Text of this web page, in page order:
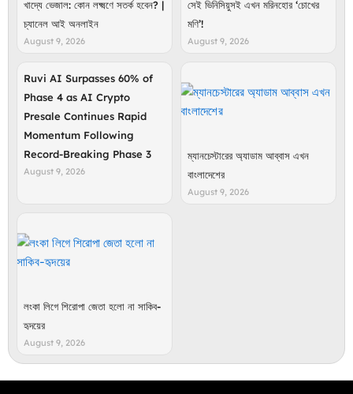
খাদ্যে ভেজাল: কোন লক্ষ্মণে সতর্ক হবেন? |
চ্যানেল আই অনলাইন
August 9, 2026
সেই ভিনিসিয়ুসই এখন মরিনহোর ‘চোখের
মণি’!
August 9, 2026
Ruvi AI Surpasses 60% of
Phase 4 as AI Crypto
Presale Continues Rapid
Momentum Following
Record-Breaking Phase 3
August 9, 2026
ম্যানচেস্টারের অ্যাডাম আব্বাস এখন
বাংলাদেশের
August 9, 2026
লংকা লিগে শিরোপা জেতা হলো না সাকিব-
হৃদয়ের
August 9, 2026